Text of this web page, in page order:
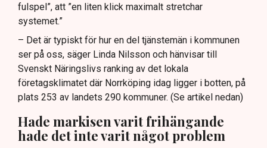
fulspel”, att ”en liten klick maximalt stretchar
systemet.”
– Det är typiskt för hur en del tjänstemän i kommunen
ser på oss, säger Linda Nilsson och hänvisar till
Svenskt Näringslivs ranking av det lokala
företagsklimatet där Norrköping idag ligger i botten, på
plats 253 av landets 290 kommuner. (Se artikel nedan)
Hade markisen varit frihängande
hade det inte varit något problem